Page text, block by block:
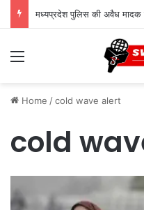
मध्यप्रदेश पुलिस की अवैध मादक
Menu
Home /cold wave alert
cold